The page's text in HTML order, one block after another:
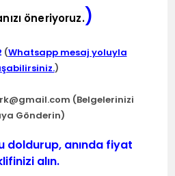
öneriyoruz.)
(Whatsapp mesaj yoluyla
)
(Belgelerinizi
Gönderin)
doldurup, anında fiyat
alın.